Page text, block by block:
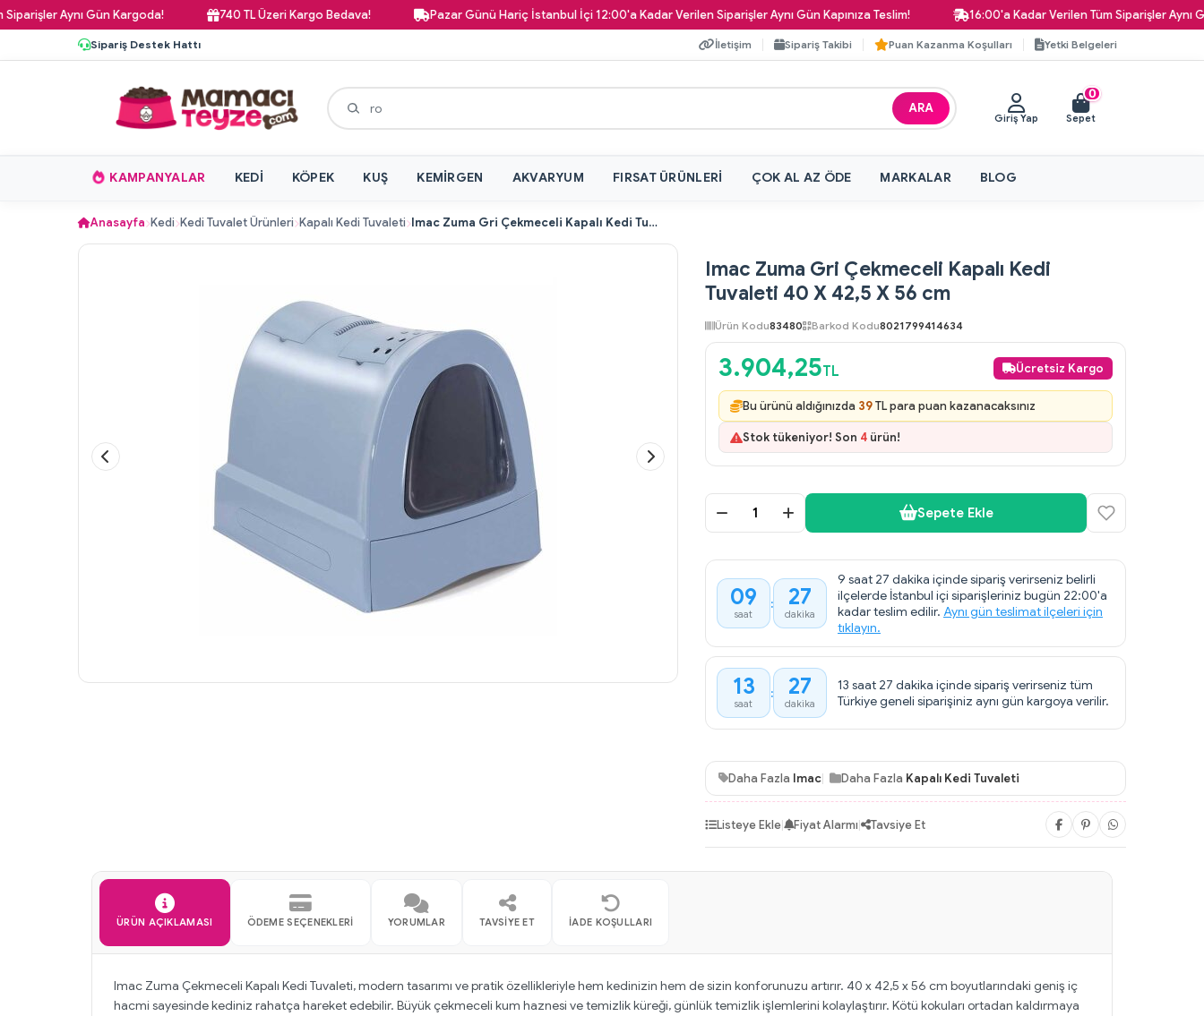
Aynı Gün Kargoda! 740 TL Üzeri Kargo Bedava! Pazar Günü Hariç İstanbul İçi 12:00'a Kadar Verilen Siparişler Aynı Gün Kapınıza Teslim! 16:00'a Kadar Verilen Tüm Siparişler Aynı Gün
Sipariş Destek Hattı İletişim Sipariş Takibi Puan Kazanma Koşulları Yetki Belgeleri
ARA
Giriş Yap
0
Sepet
KAMPANYALAR KEDI KÖPEK KUŞ KEMIRGEN AKVARYUM FIRSAT ÜRÜNLERI ÇOK AL AZ ÖDE MARKALAR BLOG
Anasayfa Kedi Kedi Tuvalet Ürünleri Kapalı Kedi Tuvaleti Imac Zuma Gri Çekmeceli Kapalı Kedi Tuvaleti 40 X 42,5 X 56 cm
Imac Zuma Gri Çekmeceli Kapalı Kedi
Tuvaleti 40 X 42,5 X 56 cm
Ürün Kodu83480 Barkod Kodu8021799414634
3.904,25TL Ücretsiz Kargo
Bu ürünü aldığınızda 39TL para puan kazanacaksınız
Stok tükeniyor! Son 4 ürün!
Sepete Ekle
09
saat
27
dakika
9 saat 27 dakika içinde sipariş verirseniz belirli
ilçelerde İstanbul içi siparişleriniz bugün 22:00'a
kadar teslim edilir. Aynı gün teslimat ilçeleri için
tıklayın.
13
saat
27
dakika
13 saat 27 dakika içinde sipariş verirseniz tüm
Türkiye geneli siparişiniz aynı gün kargoya verilir.
Daha Fazla Imac Daha Fazla Kapalı Kedi Tuvaleti
Listeye Ekle| Fiyat Alarmı| Tavsiye Et
ÜRÜN AÇIKLAMASI ÖDEME SEÇENEKLERI YORUMLAR TAVSIYE ET İADE KOŞULLARI
Imac Zuma Çekmeceli Kapalı Kedi Tuvaleti, modern tasarımı ve pratik özellikleriyle hem kedinizin hem de sizin konforunuzu artırır. 40 x 42,5 x 56 cm boyutlarındaki geniş iç
hacmi sayesinde kediniz rahatça hareket edebilir. Büyük çekmeceli kum haznesi ve temizlik küreği, günlük temizlik işlemlerini kolaylaştırır. Kötü kokuları ortadan kaldırmaya